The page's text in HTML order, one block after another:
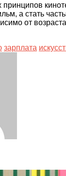
а стать
от
зарплата